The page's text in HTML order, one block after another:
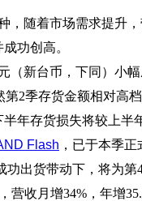
，随着市场需求提升
功创高。
（新台币，下同）小
2季存货金额相对高
年存货损失将较上半
Flash ，已于本季
功出货带动下，将为第
营收月增34%，年增